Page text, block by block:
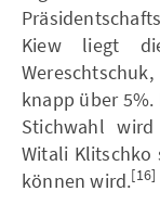
Kiew liegt
knapp über
Stichwahl
Witali Klitschko
können wird.[16]